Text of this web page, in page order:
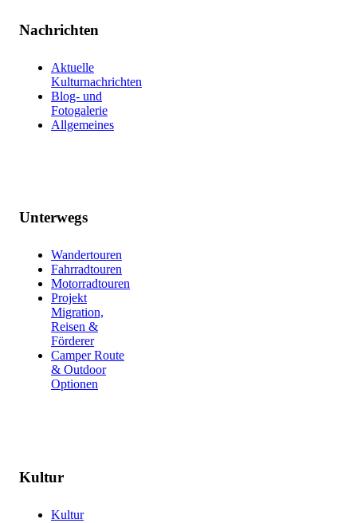
Nachrichten
Aktuelle
Kulturnachrichten
Blog- und
Fotogalerie
Allgemeines
Unterwegs
Wandertouren
Fahrradtouren
Motorradtouren
Projekt
Migration,
Reisen &
Förderer
Camper Route
& Outdoor
Optionen
Kultur
Kultur